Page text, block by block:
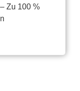
Zu 100 %